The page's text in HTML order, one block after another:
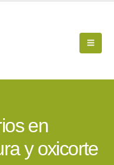
en
y oxicorte